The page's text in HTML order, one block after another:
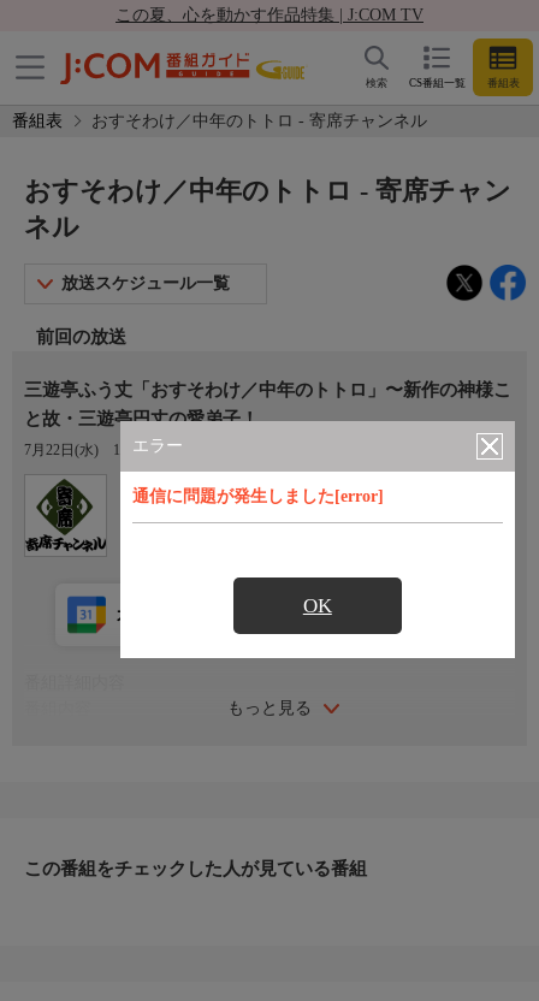
この夏、心を動かす作品特集 | J:COM TV
CS番組一覧 番組表
検索
番組表 おすそわけ／中年のトトロ - 寄席チャンネル
エラー
通信に問題が発生しました[error]
OK
おすそわけ／中年のトトロ - 寄席チャン
ネル
放送スケジュール一覧
前回の放送
三遊亭ふう丈「おすそわけ／中年のトトロ」〜新作の神様こ
と故・三遊亭円丈の愛弟子！
7月22日(水) 13:00〜14:00
Ch.770
寄席チャンネル
もっと見る
カレンダー登録 アプリ視聴
この番組をチェックした人が見ている番組